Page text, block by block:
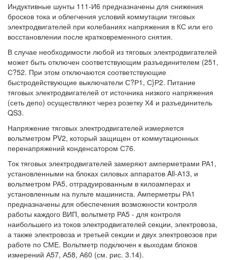
Индуктивные шунты 111-И6 предназначены для снижения
бросков тока и облегчения условий коммутации тяговых
электродвигателей при колебаниях напряжения в КС или его
восстановлении после кратковременного снятия.
В случае необходимости любой из тяговых электродвигателей
может быть отключен соответствующим разъединителем (251,
С?52. При этом отключаются соответствующие
быстродействующие выключатели С?Р1, С}Р2. Питание
тяговых электродвигателей от источника низкого напряжения
(сеть депо) осуществляют через розетку Х4 и разъединитель
QS3.
Напряжение тяговых электродвигателей измеряется
вольтметром PV2, который защищен от коммутационных
перенапряжений конденсатором С76.
Ток тяговых электродвигателей замеряют амперметрами РА1,
установленными на блоках силовых аппаратов All-А13, и
вольтметром РА5, отградуированным в килоамперах и
установленным на пульте машиниста. Амперметры РА1
предназначены для обеспечения возможности контроля
работы каждого ВИП, вольтметр РА5 - для контроля
наибольшего из токов электродвигателей секции, электровоза,
а также электровоза и третьей секции и двух электровозов при
работе по СМЕ. Вольтметр подключен к выходам блоков
измерений А57, А58, А60 (см. рис. 3.14).